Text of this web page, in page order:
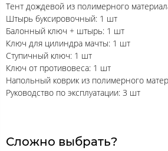
Тент дождевой из полимерного
Штырь буксировочный: 1 шт
Балонный ключ + штырь: 1 шт
Ключ для цилиндра мачты: 1 шт
Ступичный ключ: 1 шт
Ключ от противовеса: 1 шт
Напольный коврик из полимерного
Руководство по эксплуатации: 3 шт
Сложно выбрать?